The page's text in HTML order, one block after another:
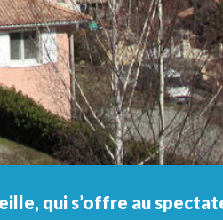
qui s’offre au